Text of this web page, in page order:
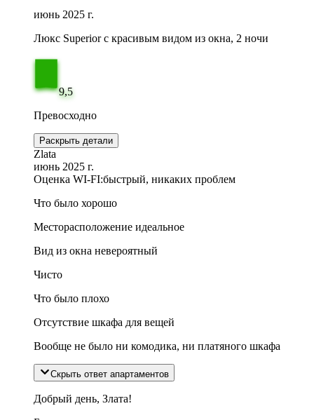
июнь 2025 г.
Люкс Superior с красивым видом из окна, 2 ночи
9,5
Превосходно
Раскрыть детали
Zlata
июнь 2025 г.
Оценка WI-FI:быстрый, никаких проблем
Что было хорошо
Месторасположение идеальное
Вид из окна невероятный
Чисто
Что было плохо
Отсутствие шкафа для вещей
Вообще не было ни комодика, ни платяного шкафа
Скрыть ответ апартаментов
Добрый день, Злата!